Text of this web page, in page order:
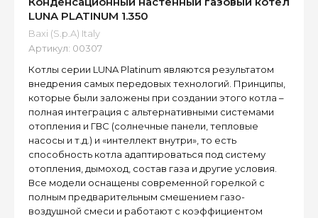
LUNA PLATINUM 1.350
Baxi (S.p.A) Italy
Артикул: 00307
Котлы серии LUNA Platinum являются результатом
внедрения самых передовых технологий. Принципы,
которые были заложены при создании этого котла –
полная интеграция с альтернативными системами
отопления и ГВС (солнечные панели, тепловые
насосы и т.д.) и «интеллект внутри», то есть
способность котла адаптироваться под систему
отопления, дымоход, состав газа и другие условия.
Все модели оснащены современной горелкой с
полным предварительным смешением газо-
воздушной смеси и работают с коэффициентом